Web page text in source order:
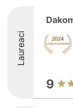
Laureaci
9